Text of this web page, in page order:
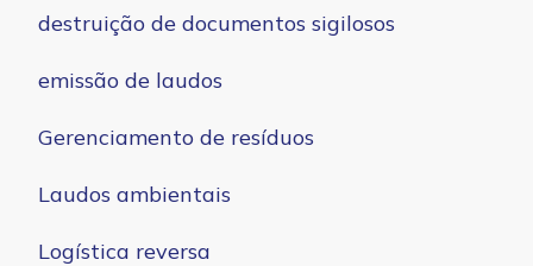
destruição de documentos sigilosos
emissão de laudos
Gerenciamento de resíduos
Laudos ambientais
Logística reversa